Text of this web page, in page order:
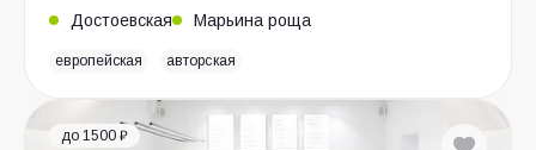
Достоевская Марьина роща
европейская авторская
до 1500 ₽